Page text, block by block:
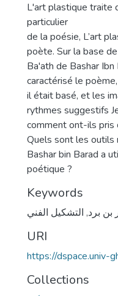
L'art plastique traite
particulier
de la poésie, L’art
poète. Sur la base
Ba'ath de Bashar
caractérisé le
il était basé, et les
rythmes suggestifs
comment ont-ils
Quels sont les
Bashar bin Barad a
poétique ?
Keywords
بن برد, التشكيل الفني
URI
https://dspace.univ-
Collections